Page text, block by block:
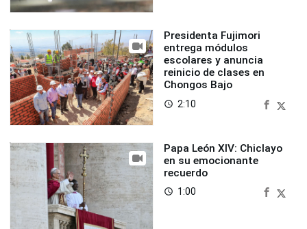
Presidenta Fujimori
entrega módulos
escolares y anuncia
reinicio de clases en
Chongos Bajo
access_time 2:10
Papa León XIV: Chiclayo
en su emocionante
recuerdo
access_time 1:00